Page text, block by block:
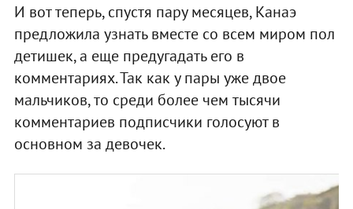
И вот теперь, спустя пару месяцев, Канаэ
предложила узнать вместе со всем миром пол
детишек, а еще предугадать его в
комментариях. Так как у пары уже двое
мальчиков, то среди более чем тысячи
комментариев подписчики голосуют в
основном за девочек.